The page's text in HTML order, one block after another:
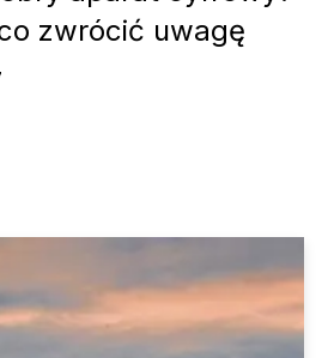
zwrócić uwagę